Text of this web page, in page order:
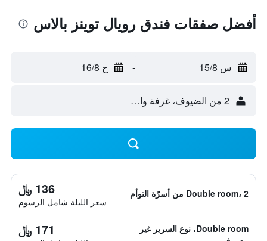
أفضل صفقات فندق رويال توينز بالاس
س 15/8 - ح 16/8
2 من الضيوف، غرفة واحدة
Double room، 2 من أسرّة التوأم 136 ﷼
سعر الليلة شامل الرسوم
Double room، نوع السرير غير
171 ﷼